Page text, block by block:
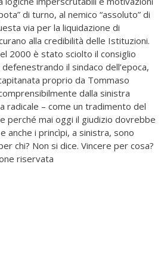
di turno, al nemico “assoluto” di
via per la liquidazione di
alla credibilità delle Istituzioni.
2000 è stato sciolto il consiglio
il sindaco dell’epoca,
proprio da Tommaso
dalla sinistra
radicale – come un tradimento del
perché mai oggi il giudizio dovrebbe
anche i princìpi, a sinistra, sono
chi? Non si dice. Vincere per cosa?
riservata